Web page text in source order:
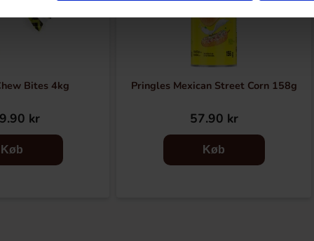
Bites 4kg
kr
Køb
Pringles Mexican Street Corn 158g
57.90 kr
Køb